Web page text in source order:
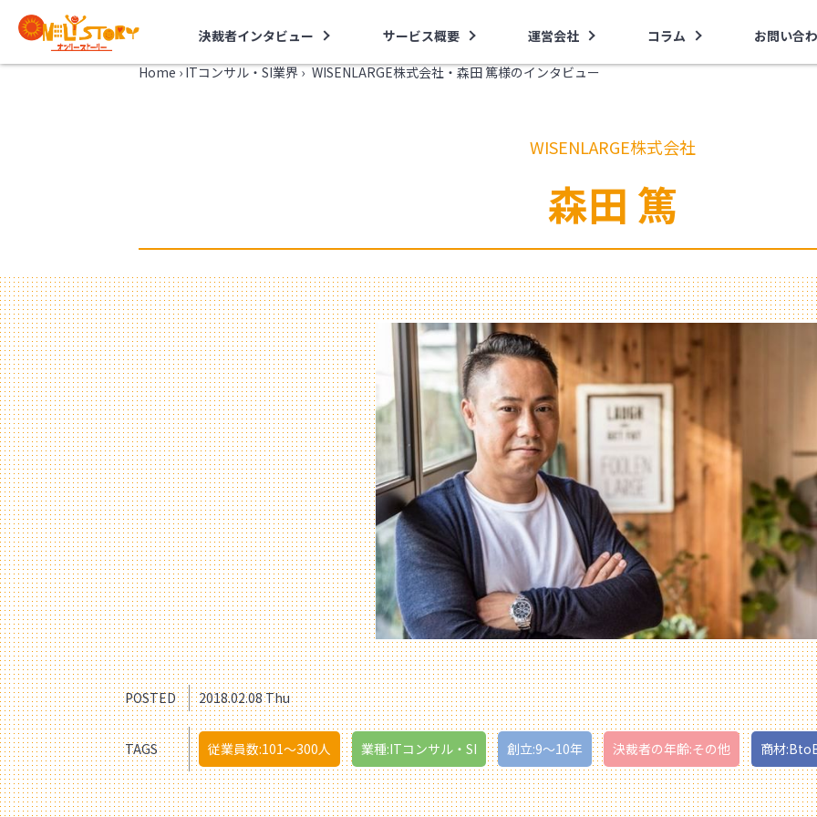
決裁者インタビュー サービス概要 運営会社 コラム お問い合
Home › ITコンサル・SI業界 › WISENLARGE株式会社・森田 篤様のインタビュー
WISENLARGE株式会社
森田 篤
POSTED 2018.02.08 Thu
TAGS 従業員数:101〜300人 業種:ITコンサル・SI 創立:9〜10年 決裁者の年齢:その他 商材